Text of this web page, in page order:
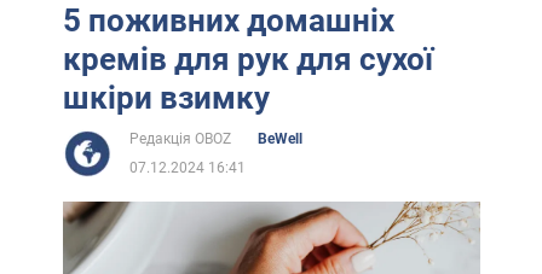
5 поживних домашніх
кремів для рук для сухої
шкіри взимку
Редакція OBOZ
BeWell
07.12.2024 16:41